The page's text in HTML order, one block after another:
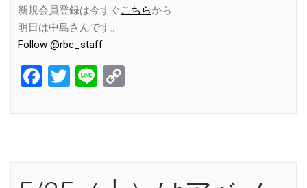
新規会員登録は今すぐこちらから
明日は中島さんです。
Follow @rbc_staff
Facebook
Twitter
Line